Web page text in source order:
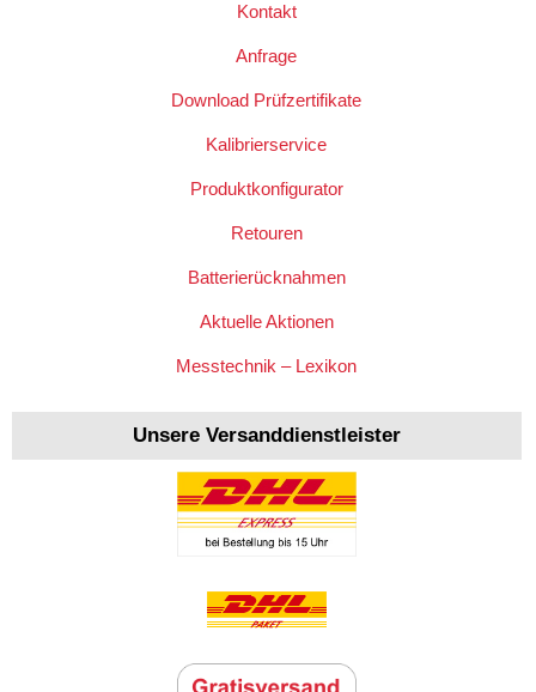
Kontakt
Anfrage
Download Prüfzertifikate
Kalibrierservice
Produktkonfigurator
Retouren
Batterierücknahmen
Aktuelle Aktionen
Messtechnik – Lexikon
Unsere Versanddienstleister